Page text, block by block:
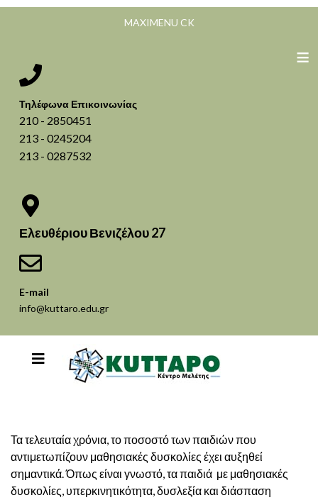
MAXIMENU CK
≡
Τηλέφωνα Επικοινωνίας
210 - 2850451
213 - 0245204
213 - 0287532
Ελευθέριου Βενιζέλου 27
E-mail
info@kuttaro.edu.gr
Τα τελευταία χρόνια, το ποσοστό των παιδιών που
αντιμετωπίζουν μαθησιακές δυσκολίες έχει αυξηθεί
σημαντικά. Όπως είναι γνωστό, τα παιδιά με μαθησιακές
δυσκολίες, υπερκινητικότητα, δυσλεξία και διάσπαση